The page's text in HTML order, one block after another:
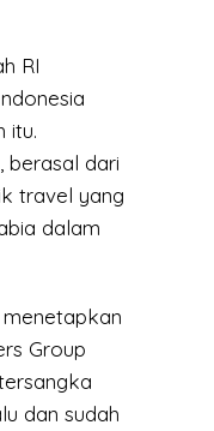
RI
itu.
berasal dari
travel yang
dalam
Group
dan sudah